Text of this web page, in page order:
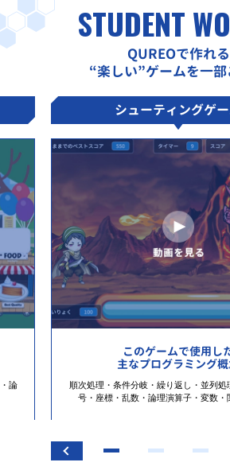
STUDENT
QUREOで作れる
“楽しい”ゲームを一
論
シューティングゲ
このゲームで使用し
主なプログラミング
順次処理・条件分岐・繰り返し・並列処
号・座標・乱数・論理演算子・変数・